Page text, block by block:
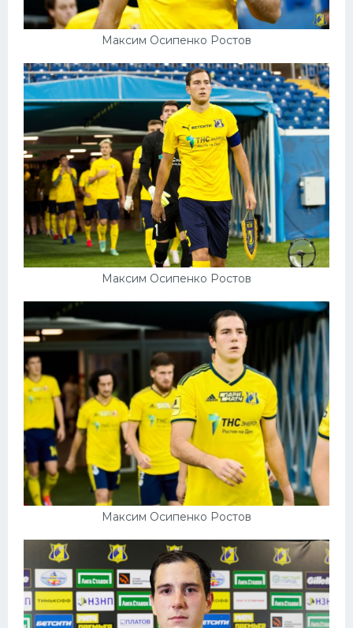
Максим Осипенко Ростов
Максим Осипенко Ростов
Максим Осипенко Ростов